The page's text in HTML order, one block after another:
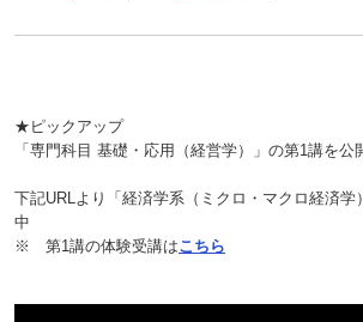
★ピックアップ
「専門科目 基礎・応用（経営学）」の第1講を公
下記URLより「経済学系（ミクロ・マクロ経済学
中
※ 第1講の体験受講はこちら